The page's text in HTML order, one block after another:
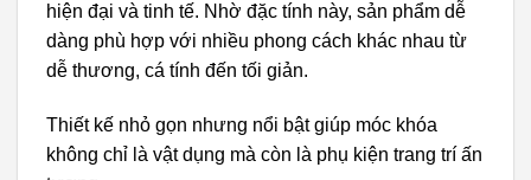
hiện đại và tinh tế. Nhờ đặc tính này, sản phẩm dễ
dàng phù hợp với nhiều phong cách khác nhau từ
dễ thương, cá tính đến tối giản.
Thiết kế nhỏ gọn nhưng nổi bật giúp móc khóa
không chỉ là vật dụng mà còn là phụ kiện trang trí ấn